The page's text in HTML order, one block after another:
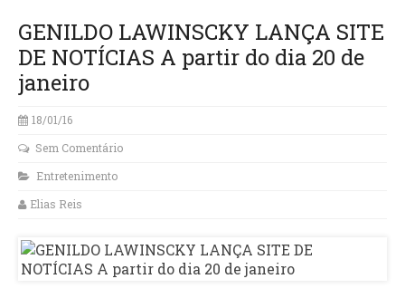
GENILDO LAWINSCKY LANÇA SITE
DE NOTÍCIAS A partir do dia 20 de
janeiro
18/01/16
Sem Comentário
Entretenimento
Elias Reis